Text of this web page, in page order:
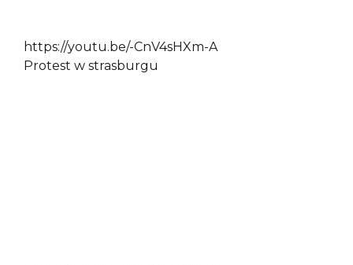
https://youtu.be/-CnV4sHXm-A
Protest w strasburgu